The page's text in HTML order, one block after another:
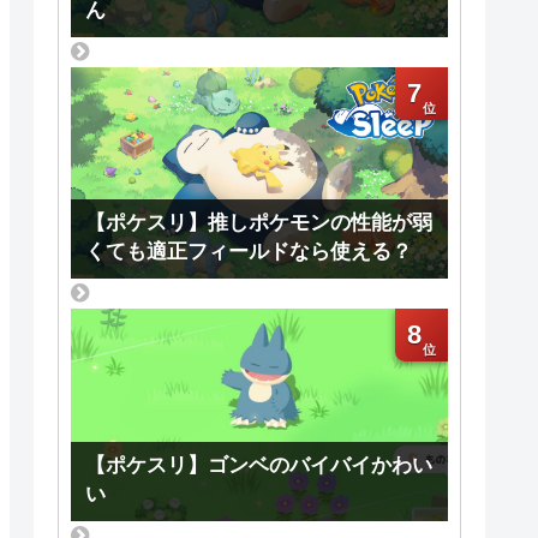
ん
7
【ポケスリ】推しポケモンの性能が弱
くても適正フィールドなら使える？
8
【ポケスリ】ゴンベのバイバイかわい
い